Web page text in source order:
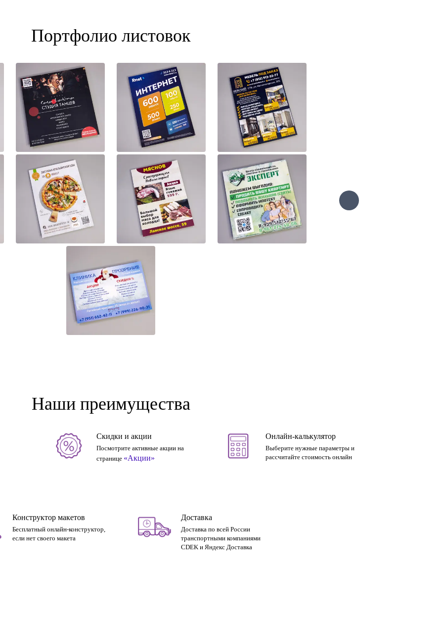
Портфолио листовок
Наши преимущества
Скидки и акции
Посмотрите активные акции на
странице «Акции»
Онлайн-калькулятор
Выберите нужные параметры и
рассчитайте стоимость онлайн
Конструктор макетов
Бесплатный онлайн-конструктор,
если нет своего макета
Доставка
Доставка по всей России
транспортными компаниями
CDEK и Яндекс Доставка